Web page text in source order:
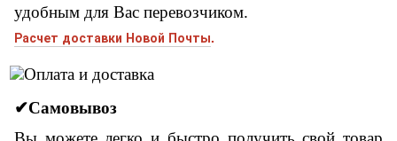
удобным для Вас перевозчиком.
Расчет доставки Новой Почты.
✔Самовывоз